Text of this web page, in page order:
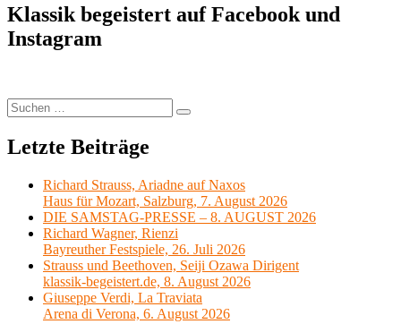
Klassik begeistert auf Facebook und
Instagram
Suchen
nach:
Suchen
Letzte Beiträge
Richard Strauss, Ariadne auf Naxos
Haus für Mozart, Salzburg, 7. August 2026
DIE SAMSTAG-PRESSE – 8. AUGUST 2026
Richard Wagner, Rienzi
Bayreuther Festspiele, 26. Juli 2026
Strauss und Beethoven, Seiji Ozawa Dirigent
klassik-begeistert.de, 8. August 2026
Giuseppe Verdi, La Traviata
Arena di Verona, 6. August 2026